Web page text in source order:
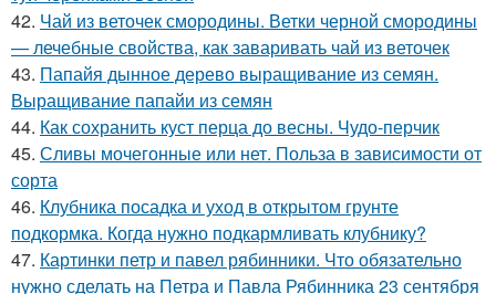
42. Чай из веточек смородины. Ветки черной смородины
— лечебные свойства, как заваривать чай из веточек
43. Папайя дынное дерево выращивание из семян.
Выращивание папайи из семян
44. Как сохранить куст перца до весны. Чудо-перчик
45. Сливы мочегонные или нет. Польза в зависимости от
сорта
46. Клубника посадка и уход в открытом грунте
подкормка. Когда нужно подкармливать клубнику?
47. Картинки петр и павел рябинники. Что обязательно
нужно сделать на Петра и Павла Рябинника 23 сентября